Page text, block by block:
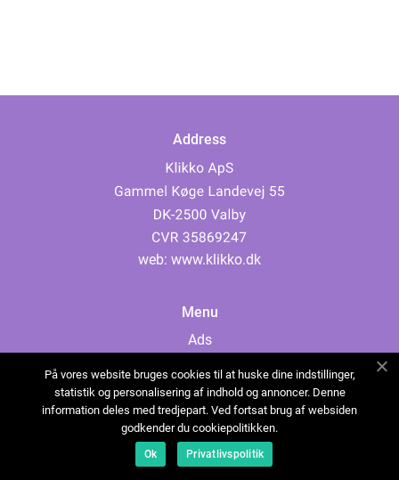
Address
web: www.klikko.dk
Menu
Ads
Cookies
Contact
Sitemap
På vores website bruges cookies til at huske dine indstillinger,
statistik og personalisering af indhold og annoncer. Denne
information deles med tredjepart. Ved fortsat brug af websiden
godkender du cookiepolitikken.
Ok Privatlivspolitik